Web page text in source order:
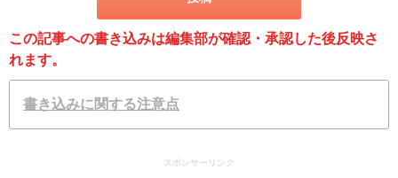
この記事への書き込みは編集部が確認・承認した後反映さ
れます。
書き込みに関する注意点
スポンサーリンク